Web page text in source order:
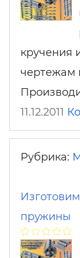
кручения
чертежам
11.12.2011
Рубрика:
пружины